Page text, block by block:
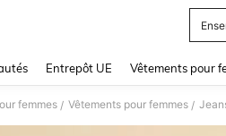
Entrepôt UE Vêtements pour
femmes / Vêtements pour femmes /